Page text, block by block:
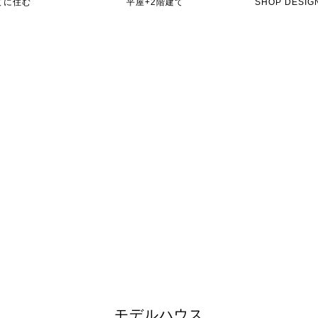
に住む 平屋+2階建て SHOP
モデルハウス